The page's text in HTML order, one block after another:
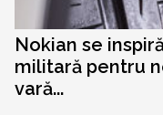
Nokian se
militară pentru
vară...